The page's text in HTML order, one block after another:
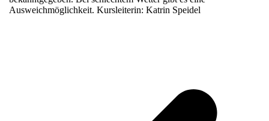
Ausweichmöglichkeit. Kursleiterin: Katrin Speidel